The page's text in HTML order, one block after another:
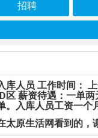
招聘
人员 工作时间：
区 薪资待遇：一单
入库人员工资一个
太原生活网看到的，